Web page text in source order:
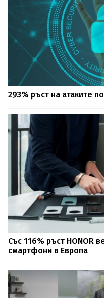
293% ръст на атаките
Със 116% ръст HONOR
смартфони в Европа